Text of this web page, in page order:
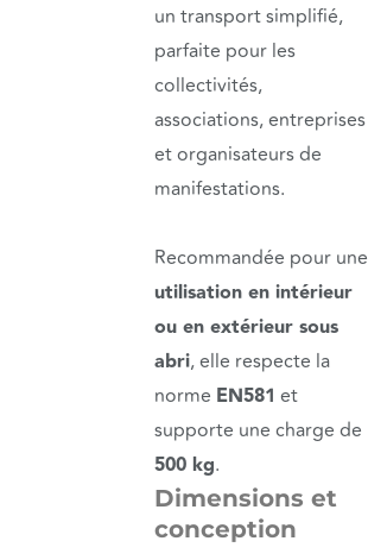
un transport simplifié,
parfaite pour les
collectivités,
associations, entreprises
et organisateurs de
manifestations.
Recommandée pour une
utilisation en intérieur
ou en extérieur sous
abri, elle respecte la
norme EN581 et
supporte une charge de
500 kg.
Dimensions et
conception